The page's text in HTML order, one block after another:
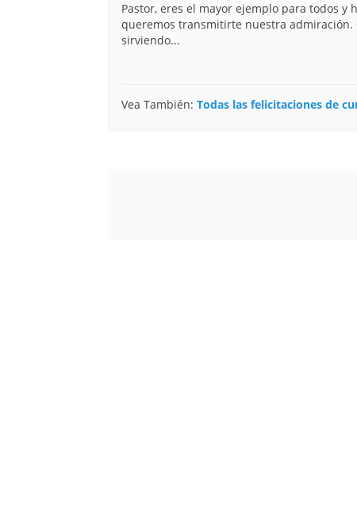
Pastor, eres el mayor ejemplo para todos y
queremos transmitirte nuestra admiración.
sirviendo...
Vea También: Todas las felicitaciones de